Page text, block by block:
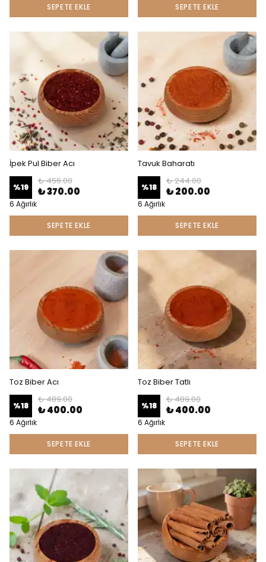
SEPETE EKLE SEPETE EKLE
İpek Pul Biber Acı
%19
₺ 456.00
₺ 370.00
6 Ağırlık
SEPETE EKLE
Tavuk Baharatı
%18
₺ 244.00
₺ 200.00
6 Ağırlık
SEPETE EKLE
Toz Biber Acı
%18
₺ 489.00
₺ 400.00
6 Ağırlık
SEPETE EKLE
Toz Biber Tatlı
%18
₺ 489.00
₺ 400.00
6 Ağırlık
SEPETE EKLE